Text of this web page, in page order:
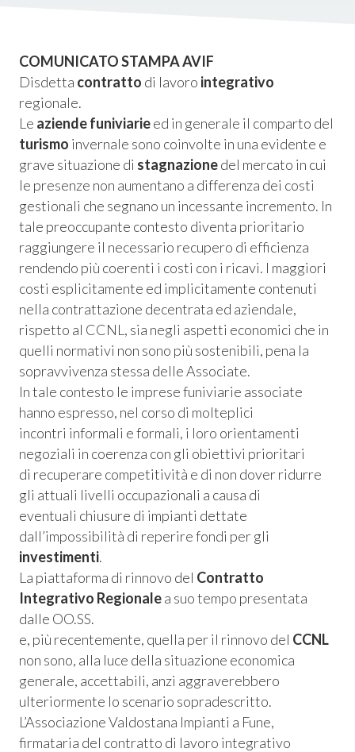
COMUNICATO STAMPA AVIF
Disdetta contratto di lavoro integrativo
regionale.
Le aziende funiviarieed in generale il comparto del
turismo invernale sono coinvolte in una evidente e
grave situazione di stagnazionedel mercato in cui
le presenze non aumentano a differenza dei costi
gestionali che segnano un incessante incremento. In
tale preoccupante contesto diventa prioritario
raggiungere il necessario recupero di efficienza
rendendo più coerenti i costi con i ricavi. I maggiori
costi esplicitamente ed implicitamente contenuti
nella contrattazione decentrata ed aziendale,
rispetto al CCNL, sia negli aspetti economici che in
quelli normativi non sono più sostenibili, pena la
sopravvivenza stessa delle Associate.
In tale contesto le imprese funiviarie associate
hanno espresso, nel corso di molteplici
incontri informali e formali, i loro orientamenti
negoziali in coerenza con gli obiettivi prioritari
di recuperare competitività e di non dover ridurre
gli attuali livelli occupazionali a causa di
eventuali chiusure di impianti dettate
dall’impossibilità di reperire fondi per gli
investimenti.
La piattaforma di rinnovo del Contratto
Integrativo Regionalea suo tempo presentata
dalle OO.SS.
e, più recentemente, quella per il rinnovo del CCNL
non sono, alla luce della situazione economica
generale, accettabili, anzi aggraverebbero
ulteriormente lo scenario sopradescritto.
L’Associazione Valdostana Impianti a Fune,
firmataria del contratto di lavoro integrativo